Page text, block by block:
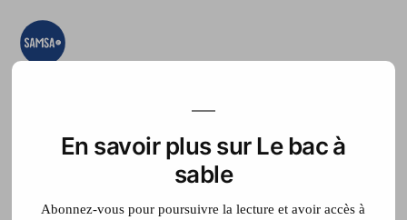
Aller
teste, on expérimente
Accueil France Télé
En savoir plus sur Le bac à
sable
Abonnez-vous pour poursuivre la lecture et avoir accès à